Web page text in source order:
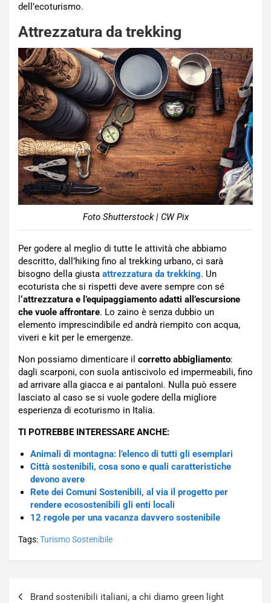
dell’ecoturismo.
Attrezzatura da trekking
Foto Shutterstock | CW Pix
Per godere al meglio di tutte le attività che abbiamo
descritto, dall’hiking fino al trekking urbano, ci sarà
bisogno della giusta attrezzatura da trekking. Un
ecoturista che si rispetti deve avere sempre con sé
‘attrezzatura e l’equipaggiamento adatti all’escursione
che vuole affrontare. Lo zaino è senza dubbio un
elemento imprescindibile ed andrà riempito con acqua,
viveri e kit per le emergenze.
Non possiamo dimenticare il corretto abbigliamento:
dagli scarponi, con suola antiscivolo ed impermeabili, fino
ad arrivare alla giacca e ai pantaloni. Nulla può essere
lasciato al caso se si vuole godere della migliore
esperienza di ecoturismo in Italia.
TI POTREBBE INTERESSARE ANCHE:
Animali di montagna: l’elenco di tutti gli esemplari
Città sostenibili, cosa sono e quali caratteristiche
devono avere
Rete dei Comuni Sostenibili, al via il progetto per
rendere ecosostenibili gli enti locali
12 regole per una vacanza davvero sostenibile
Tags:Turismo Sostenibile
Brand sostenibili italiani, a chi diamo green light